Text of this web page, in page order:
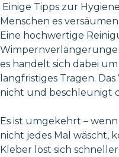
Einige Tipps zur
Menschen es
Eine hochwertige
es handelt sich dabei
langfristiges Tragen.
nicht und beschleunigt
Es ist umgekehrt –
nicht jedes Mal wäscht,
Kleber löst sich